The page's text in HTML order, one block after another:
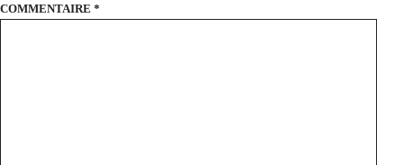
COMMENTAIRE *